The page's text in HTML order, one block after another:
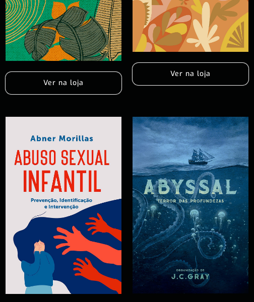
Ver na loja
Ver na loja